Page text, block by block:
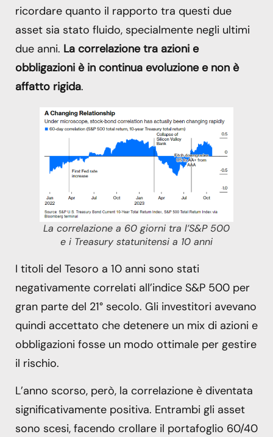
ricordare quanto il rapporto tra questi due
asset sia stato fluido, specialmente negli ultimi
due anni. La correlazione tra azioni e
obbligazioni è in continua evoluzione e non è
affatto rigida.
La correlazione a 60 giorni tra l’S&P 500
e i Treasury statunitensi a 10 anni
I titoli del Tesoro a 10 anni sono stati
negativamente correlati all’indice S&P 500 per
gran parte del 21° secolo. Gli investitori avevano
quindi accettato che detenere un mix di azioni e
obbligazioni fosse un modo ottimale per gestire
il rischio.
L’anno scorso, però, la correlazione è diventata
significativamente positiva. Entrambi gli asset
sono scesi, facendo crollare il portafoglio 60/40